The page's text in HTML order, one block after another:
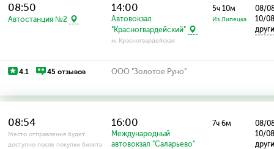
08:50
Автостанция №2
14:00
Автовокзал
"Красногвардейский"
м. Красногвардейская
5ч 10м
Из Липецка
08/
10/
4.1 45 отзывов ООО "Золотое Руно"
08:54
Место отправления будет
доступно после покупки билета
16:00
Международный
автовокзал "Саларьево"
7ч 6м
08/
10/